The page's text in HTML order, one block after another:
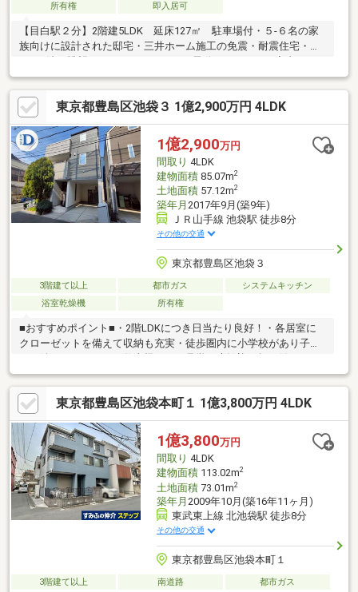
所有権
即入居可
【目白駅２分】2階建5LDK 延床127㎡ 駐車場付・５-６名の家
族向けに設計された邸宅・三井ホーム施工の免震・耐震住宅・
ーニング、外壁メンテナンス（令和８年２月）≪リビング≫ＬＤ
Ｋ 窓が南・東・北の３方向にあり日当たりや風通しも良い。 ≪
キッチン≫対面式キッチン。料理しながらリビングにいる家族の
様子を見れます。 ≪浴室≫足をゆったりのばせるサイズ。窓付き
の浴室です≪通学域≫目白小学校千登世橋中学校
東京都豊島区池袋３ 1億2,900万円 4LDK
1億2,900万円
間取り 4LDK
建物面積85.07m2
土地面積57.12m2
築年月 2017年9月(築9年)
ＪＲ山手線 池袋駅 徒歩8分
その他の交通
東京都豊島区池袋３
3階建て以上 都市ガス
システムキッチン
浴室乾燥機
所有権
■おすすめポイント■・2階LDKにつき日当たり良好！・各居室に
クローゼットを備えて収納も充実・徒歩圏内に小学校があり子育
てに嬉しいエリア・お仕事帰りのご見学も大歓迎・探し始めのお
客様、正しい家探しをお伝えします■交通アクセス■・山手線【池
袋】駅徒歩8分----------------------お気軽に下記の《資料請求》又は
《見学予約》ボタンをクリック！又は大和アクタス 0120-105-
111(通話無料)まで
東京都豊島区池袋本町１ 1億3,800万円 4LDK
1億3,800万円
間取り 4LDK
建物面積113.02m2
土地面積73.01m2
築年月 2009年10月(築16年11ヶ月)
東武東上線 北池袋駅 徒歩8分
その他の交通
東京都豊島区池袋本町１
3階建て以上 南道路
都市ガス